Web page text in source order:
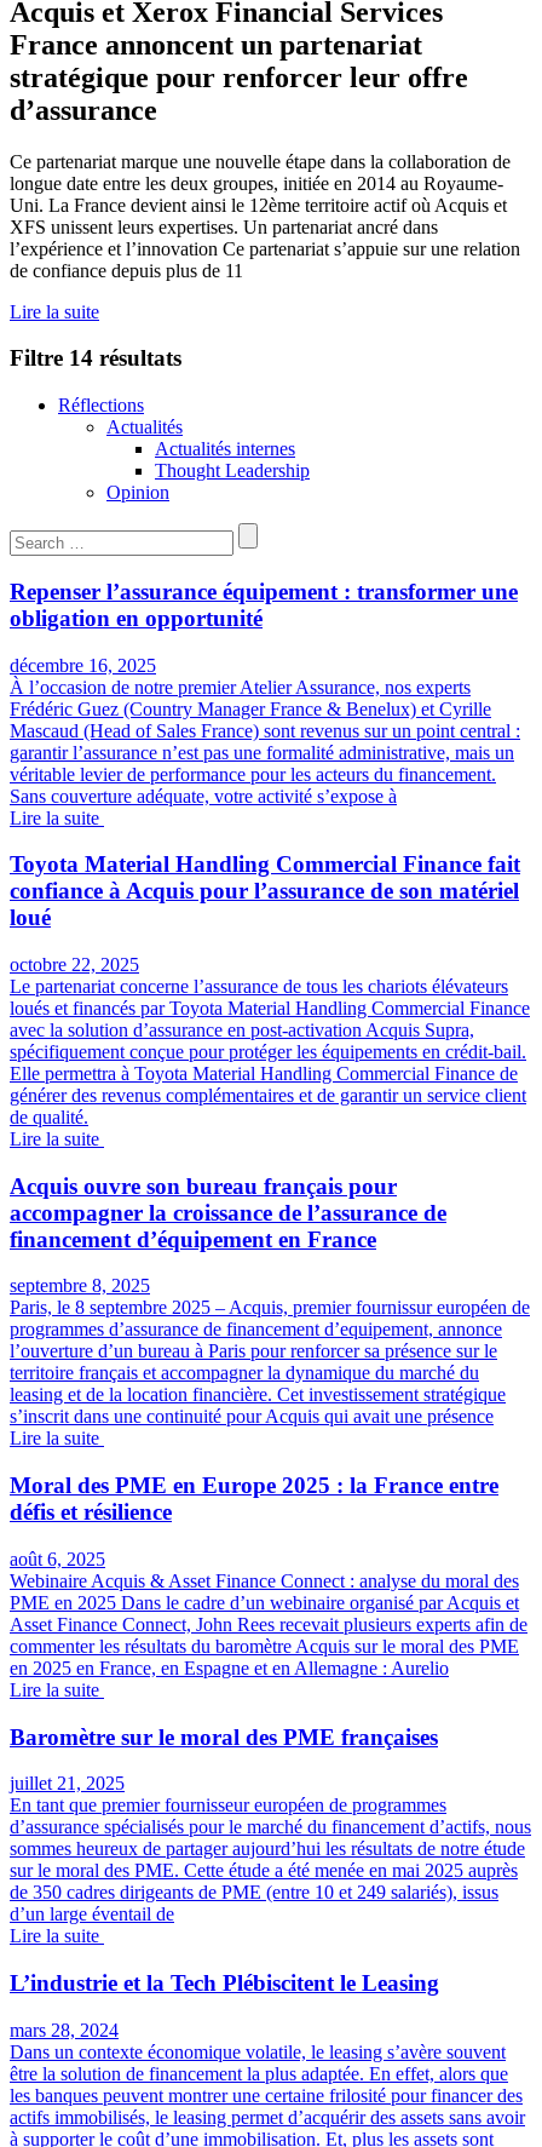
Acquis et Xerox Financial Services
France annoncent un partenariat
stratégique pour renforcer leur offre
d’assurance
Ce partenariat marque une nouvelle étape dans la collaboration de
longue date entre les deux groupes, initiée en 2014 au Royaume-
Uni. La France devient ainsi le 12ème territoire actif où Acquis et
XFS unissent leurs expertises. Un partenariat ancré dans
l’expérience et l’innovation Ce partenariat s’appuie sur une relation
de confiance depuis plus de 11
Lire la suite
Filtre 14 résultats
Réflections
Actualités
Actualités internes
Thought Leadership
Opinion
Rechercher:
Repenser l’assurance équipement : transformer une
obligation en opportunité
décembre 16, 2025
À l’occasion de notre premier Atelier Assurance, nos experts
Frédéric Guez (Country Manager France & Benelux) et Cyrille
Mascaud (Head of Sales France) sont revenus sur un point central :
garantir l’assurance n’est pas une formalité administrative, mais un
véritable levier de performance pour les acteurs du financement.
Sans couverture adéquate, votre activité s’expose à
Lire la suite
Toyota Material Handling Commercial Finance fait
confiance à Acquis pour l’assurance de son matériel
loué
octobre 22, 2025
Le partenariat concerne l’assurance de tous les chariots élévateurs
loués et financés par Toyota Material Handling Commercial Finance
avec la solution d’assurance en post-activation Acquis Supra,
spécifiquement conçue pour protéger les équipements en crédit-bail.
Elle permettra à Toyota Material Handling Commercial Finance de
générer des revenus complémentaires et de garantir un service client
de qualité.
Lire la suite
Acquis ouvre son bureau français pour
accompagner la croissance de l’assurance de
financement d’équipement en France
septembre 8, 2025
Paris, le 8 septembre 2025 – Acquis, premier fournissur européen de
programmes d’assurance de financement d’equipement, annonce
l’ouverture d’un bureau à Paris pour renforcer sa présence sur le
territoire français et accompagner la dynamique du marché du
leasing et de la location financière. Cet investissement stratégique
s’inscrit dans une continuité pour Acquis qui avait une présence
Lire la suite
Moral des PME en Europe 2025 : la France entre
défis et résilience
août 6, 2025
Webinaire Acquis & Asset Finance Connect : analyse du moral des
PME en 2025 Dans le cadre d’un webinaire organisé par Acquis et
Asset Finance Connect, John Rees recevait plusieurs experts afin de
commenter les résultats du baromètre Acquis sur le moral des PME
en 2025 en France, en Espagne et en Allemagne : Aurelio
Lire la suite
Baromètre sur le moral des PME françaises
juillet 21, 2025
En tant que premier fournisseur européen de programmes
d’assurance spécialisés pour le marché du financement d’actifs, nous
sommes heureux de partager aujourd’hui les résultats de notre étude
sur le moral des PME. Cette étude a été menée en mai 2025 auprès
de 350 cadres dirigeants de PME (entre 10 et 249 salariés), issus
d’un large éventail de
Lire la suite
L’industrie et la Tech Plébiscitent le Leasing
mars 28, 2024
Dans un contexte économique volatile, le leasing s’avère souvent
être la solution de financement la plus adaptée. En effet, alors que
les banques peuvent montrer une certaine frilosité pour financer des
actifs immobilisés, le leasing permet d’acquérir des assets sans avoir
à supporter le coût d’une immobilisation. Et, plus les assets sont